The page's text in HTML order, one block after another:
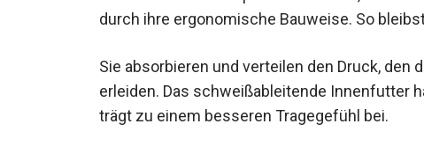
durch ihre ergonomische Bauweise. So
Sie absorbieren und verteilen den Druck, den
Schlagabtausch erleiden. Das
angenehm trocken und trägt zu einem